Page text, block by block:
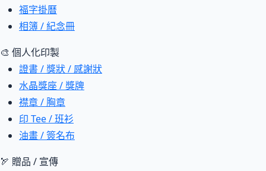
福字掛曆
相簿 / 紀念冊
🎨 個人化印製
證書 / 獎狀 / 感謝狀
水晶獎座 / 獎牌
襟章 / 胸章
印 Tee / 班衫
油畫 / 簽名布
🏹 贈品 / 宣傳